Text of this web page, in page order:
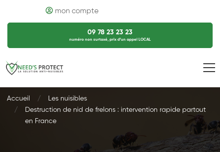
mon compte
09 78 23 23 23
numéro non surtaxé, prix d’un appel LOCAL
Accueil
Les nuisibles
Destruction de nid de frelons : intervention rapide partout
en France